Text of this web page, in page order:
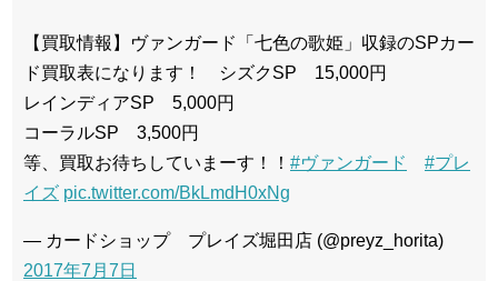
【買取情報】ヴァンガード「七色の歌姫」収録のSPカー
ド買取表になります！ シズクSP 15,000円
レインディアSP 5,000円
コーラルSP 3,500円
等、買取お待ちしていまーす！！ #ヴァンガード
#プレ
イズ pic.twitter.com/BkLmdH0xNg
— カードショップ プレイズ堀田店 (@preyz_horita)
2017年7月7日